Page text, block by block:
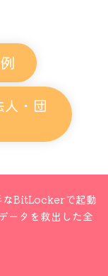
・団
なBitLockerで起動
ータを救出した全